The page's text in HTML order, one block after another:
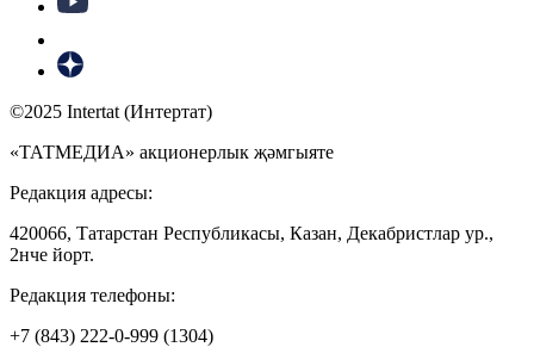
©2025 Intertat (Интертат)
«ТАТМЕДИА» акционерлык җәмгыяте
Редакция адресы:
420066, Татарстан Республикасы, Казан, Декабристлар ур.,
2нче йорт.
Редакция телефоны:
+7 (843) 222-0-999 (1304)